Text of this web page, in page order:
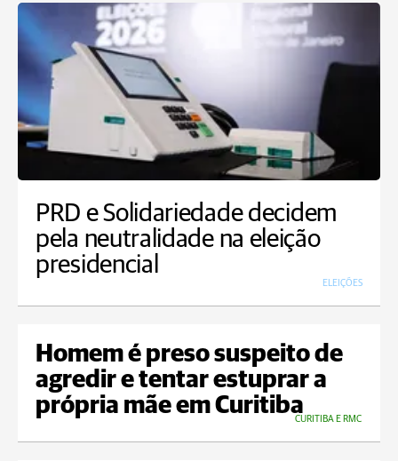
PRD e Solidariedade decidem
pela neutralidade na eleição
presidencial
ELEIÇÕES
Homem é preso suspeito de
agredir e tentar estuprar a
própria mãe em Curitiba
CURITIBA E RMC